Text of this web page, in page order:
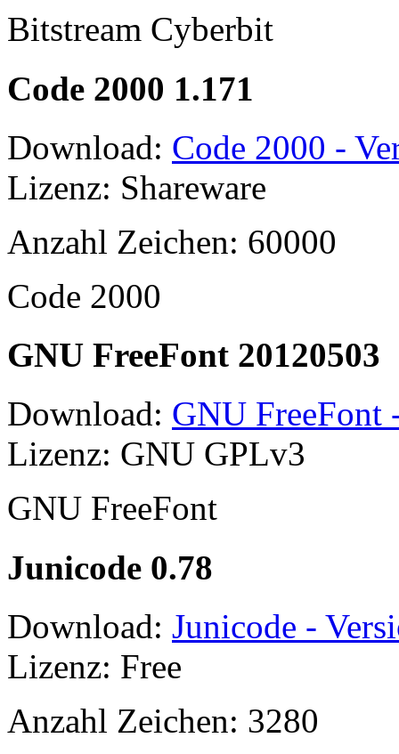
Bitstream Cyberbit
Code 2000 1.171
Download: Code 2000 -
Lizenz: Shareware
Anzahl Zeichen: 60000
Code 2000
GNU FreeFont 20120503
Download: GNU FreeFont
Lizenz: GNU GPLv3
GNU FreeFont
Junicode 0.78
Download: Junicode -
Lizenz: Free
Anzahl Zeichen: 3280